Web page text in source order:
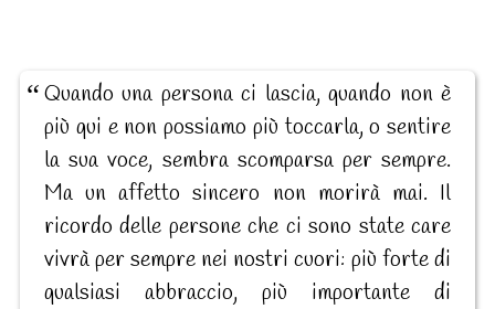
Quando una persona ci lascia, quando non è
più qui e non possiamo più toccarla, o sentire
la sua voce, sembra scomparsa per sempre.
Ma un affetto sincero non morirà mai. Il
ricordo delle persone che ci sono state care
vivrà per sempre nei nostri cuori: più forte di
qualsiasi abbraccio, più importante di